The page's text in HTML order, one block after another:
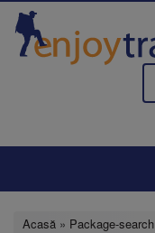
Mergi
conţinutul
principal
Acasă » Package-search